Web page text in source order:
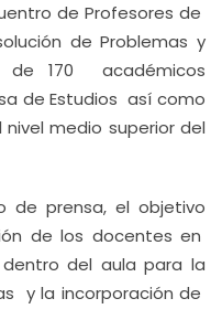
de Profesores de
de Problemas y
de 170 académicos
de Estudios así como
medio superior del
de prensa, el objetivo
de los docentes en
del aula para la
y la incorporación de